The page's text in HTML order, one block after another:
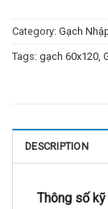
Category: Gạch
Tags: gạch 60x120
DESCRIPTION
Thông số kỹ